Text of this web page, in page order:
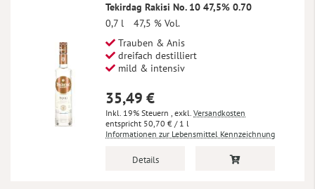
Tekirdag Rakisi No. 10 47,5% 0.70
0,7 l
47,5 % Vol.
Trauben & Anis
dreifach destilliert
mild & intensiv
35,49 €
Inkl. 19% Steuern , exkl. Versandkosten
50,70 € / 1 l
Informationen zur Lebensmittel Kennzeichnung
Details